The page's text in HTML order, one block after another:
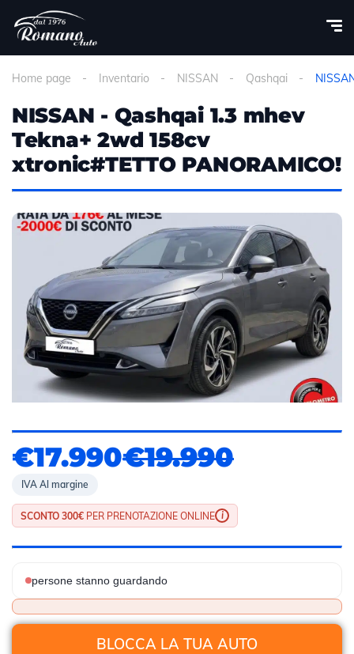
Home page Inventario NISSAN Qashqai
NISSAN - Qashqai 1.3 mhev
Tekna+ 2wd 158cv
xtronic#TETTO PANORAMICO!
€17.990€19.990
IVA Al margine
SCONTO 300€ PER PRENOTAZIONE ONLINE i
persone stanno guardando
BLOCCA LA TUA AUTO